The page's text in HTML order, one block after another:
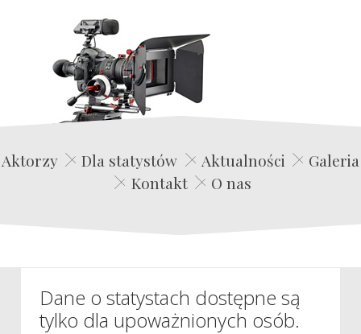
Edwin Film Agencja Aktorska
Aktorzy Dla statystów Aktualności
Galeria
Kontakt
O nas
Dane o statystach dostępne są
tylko dla upoważnionych osób.